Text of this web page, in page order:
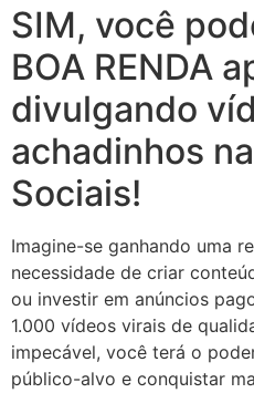
SIM, você
BOA RENDA
divulgando
achadinhos
Sociais!
Imagine-se ganhando uma
necessidade de criar
ou investir em anúncios
1.000 vídeos virais de
impecável, você terá o
público-alvo e conquistar